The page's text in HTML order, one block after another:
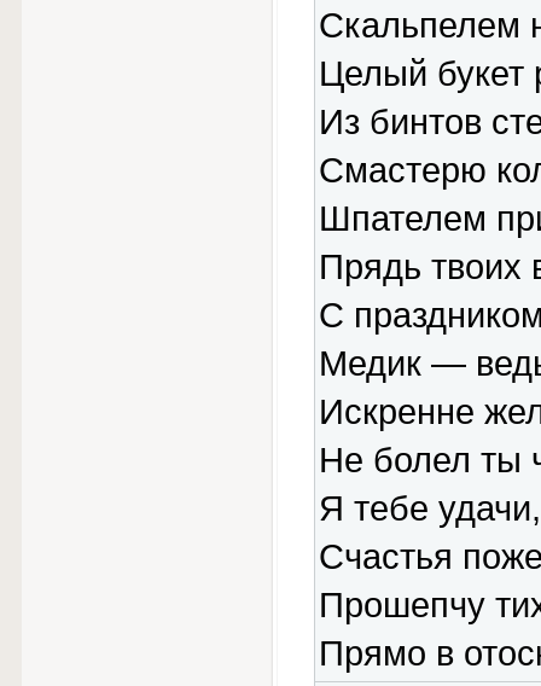
Скальпелем
Целый букет
Из бинтов
Смастерю
Шпателем
Прядь твоих
С
Медик —
Искренне
Не болел ты
Я тебе удачи,
Счастья
Прошепчу
Прямо в